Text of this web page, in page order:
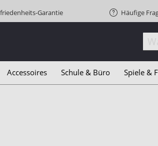
Garantie Häufige
Accessoires Schule & Büro Spiele &